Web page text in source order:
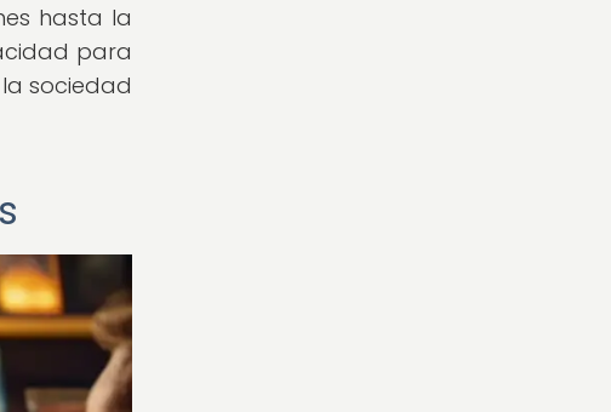
hasta la
para
sociedad